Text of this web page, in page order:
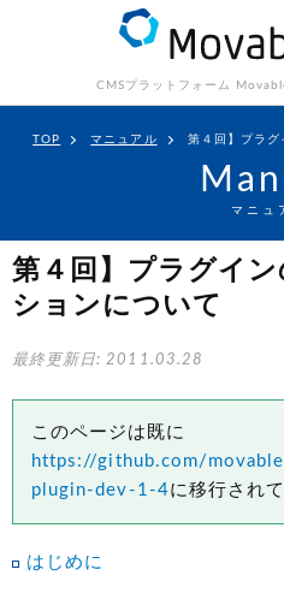
CMSプラットフォーム
TOP マニュアル 第４回】プラグ
マニュ
第４回】プラグイ
ションについて
最終更新日: 2011.03.28
このページは既に
https://github.com/
plugin-dev-1-4に移行され
はじめに